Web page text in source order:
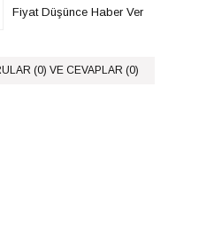
Fiyat Düşünce Haber Ver
(0) VE CEVAPLAR (0)